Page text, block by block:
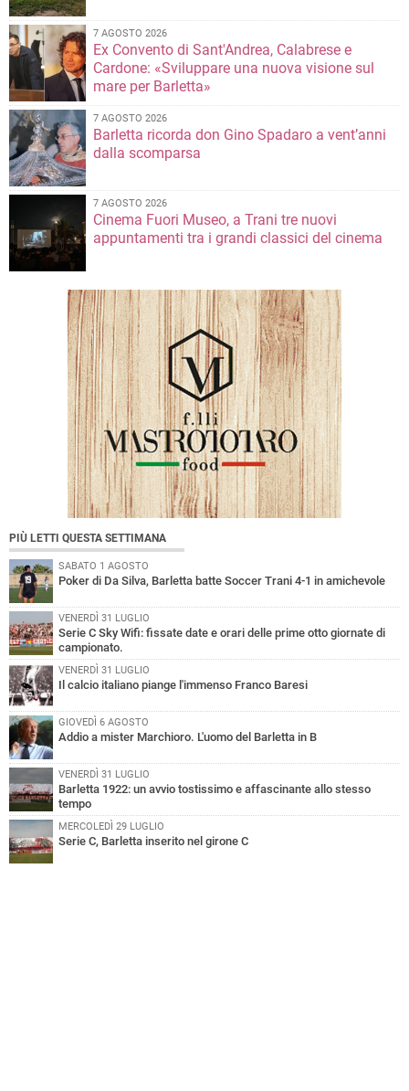
7 AGOSTO 2026
Ex Convento di Sant'Andrea, Calabrese e
Cardone: «Sviluppare una nuova visione sul
mare per Barletta»
7 AGOSTO 2026
Barletta ricorda don Gino Spadaro a vent’anni
dalla scomparsa
7 AGOSTO 2026
Cinema Fuori Museo, a Trani tre nuovi
appuntamenti tra i grandi classici del cinema
PIÙ LETTI QUESTA SETTIMANA
SABATO 1 AGOSTO
Poker di Da Silva, Barletta batte Soccer Trani 4-1 in amichevole
VENERDÌ 31 LUGLIO
Serie C Sky Wifi: fissate date e orari delle prime otto giornate di
campionato.
VENERDÌ 31 LUGLIO
Il calcio italiano piange l'immenso Franco Baresi
GIOVEDÌ 6 AGOSTO
Addio a mister Marchioro. L'uomo del Barletta in B
VENERDÌ 31 LUGLIO
Barletta 1922: un avvio tostissimo e affascinante allo stesso
tempo
MERCOLEDÌ 29 LUGLIO
Serie C, Barletta inserito nel girone C